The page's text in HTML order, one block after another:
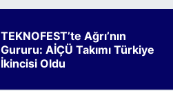
TEKNOFEST’te Ağrı’nın
Gururu: AİÇÜ Takımı Türkiye
İkincisi Oldu